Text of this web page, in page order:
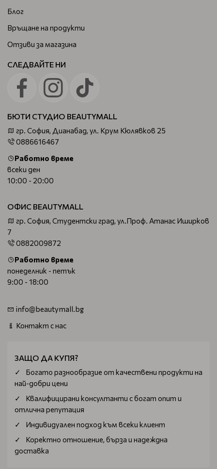
Блог
Връщане на продукти
Отзиви за магазина
СЛЕДВАЙТЕ НИ
БЮТИ СТУДИО BEAUTYMALL
гр. София, Дианабад, ул. Крум Кюлявков 25
0886616467
Работно време
всеки ден
10:00 - 20:00
ОФИС BEAUTYMALL
гр. София, Студентски град, ул.Проф. Атанас Иширков
7
0882009872
Работно време
понеделник - петък
9:00 - 18:00
info@beautymall.bg
Контакт с нас
ЗАЩО ДА КУПЯ?
Богатo разнообразие от качествени продукти на
най-добри цени
Квалифицирани консултанти с богат опит и
отлична репутация
Индивидуален подход към всеки клиент
Коректно отношение, бърза и надеждна
доставка